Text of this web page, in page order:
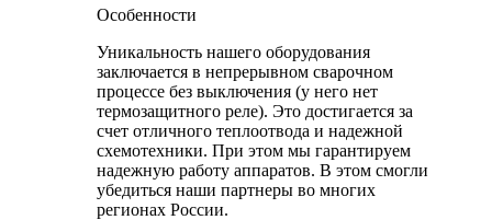
Особенности
Уникальность нашего оборудования
заключается в непрерывном сварочном
процессе без выключения (у него нет
термозащитного реле). Это достигается за
счет отличного теплоотвода и надежной
схемотехники. При этом мы гарантируем
надежную работу аппаратов. В этом смогли
убедиться наши партнеры во многих
регионах России.